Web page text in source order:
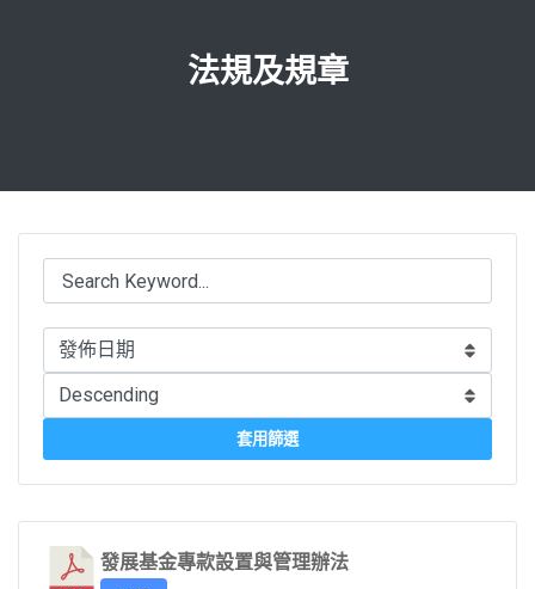
法規及規章
套用篩選
發展基金專款設置與管理辦法